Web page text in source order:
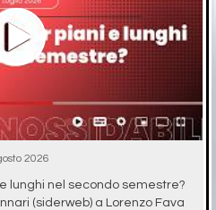
2026
lunghi nel secondo semestre?
(siderweb) a Lorenzo Fava